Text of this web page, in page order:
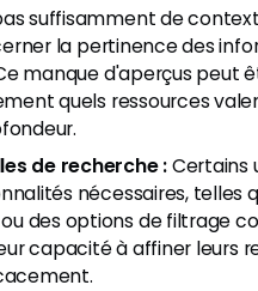
suffisamment de
la pertinence des
manque d'aperçus peut
quels ressources
de recherche :Certains
nécessaires, telles
des options de filtrage
capacité à affiner leurs